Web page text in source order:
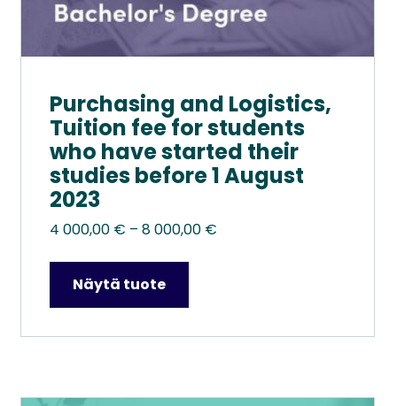
Purchasing and Logistics,
Tuition fee for students
who have started their
studies before 1 August
2023
4 000,00 € – 8 000,00 €Hintaluokka:
000,00 €
Näytä tuote